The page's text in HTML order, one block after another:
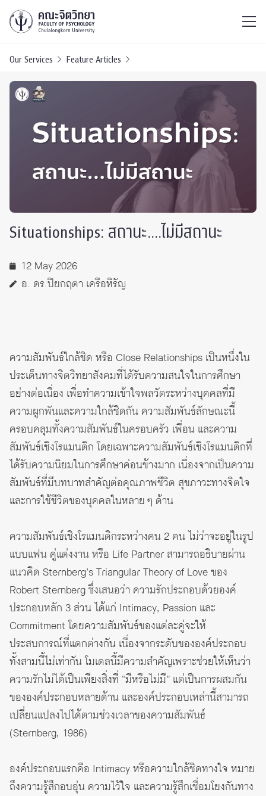
Our Services Feature Articles
Situationships: สถานะ….ไม่มีสถานะ
12 May 2026
อ. ดร.ปิยกฤตา เครือหิรัญ
ความสัมพันธ์ใกล้ชิด หรือ Close Relationships เป็นหนึ่งใน
ประเด็นทางจิตวิทยาสังคมที่ได้รับความสนใจในการศึกษา
อย่างต่อเนื่อง เพื่อทำความเข้าใจพลวัตระหว่างบุคคลที่มี
ความผูกพันและความใกล้ชิดกัน ความสัมพันธ์ลักษณะนี้
ครอบคลุมทั้งความสัมพันธ์ในครอบครัว เพื่อน และความ
สัมพันธ์เชิงโรแมนติก โดยเฉพาะความสัมพันธ์เชิงโรแมนติกที่
ได้รับความนิยมในการศึกษาค่อนข้างมาก เนื่องจากเป็นความ
สัมพันธ์ที่มีบทบาทสำคัญต่อคุณภาพชีวิต สุขภาวะทางจิตใจ
และการใช้ชีวิตของบุคคลในหลาย ๆ ด้าน
ความสัมพันธ์เชิงโรแมนติกระหว่างคน 2 คน ไม่ว่าจะอยู่ในรูป
แบบแฟน คู่แต่งงาน หรือ Life Partner สามารถอธิบายผ่าน
แนวคิด Sternberg’s Triangular Theory of Loveของ
Robert Sternberg ซึ่งเสนอว่า ความรักประกอบด้วยองค์
ประกอบหลัก 3 ส่วน ได้แก่ Intimacy, Passion และ
Commitment โดยความสัมพันธ์ของแต่ละคู่จะให้
ประสบการณ์ที่แตกต่างกัน เนื่องจากระดับขององค์ประกอบ
ทั้งสามนี้ไม่เท่ากัน โมเดลนี้มีความสำคัญเพราะช่วยให้เห็นว่า
ความรักไม่ได้เป็นเพียงสิ่งที่ “มีหรือไม่มี” แต่เป็นการผสมกัน
ขององค์ประกอบหลายด้าน และองค์ประกอบเหล่านี้สามารถ
เปลี่ยนแปลงไปได้ตามช่วงเวลาของความสัมพันธ์
(Sternberg, 1986)
องค์ประกอบแรกคือ Intimacy หรือความใกล้ชิดทางใจ หมาย
ถึงความรู้สึกอบอุ่น ความไว้ใจ และความรู้สึกเชื่อมโยงกันทาง